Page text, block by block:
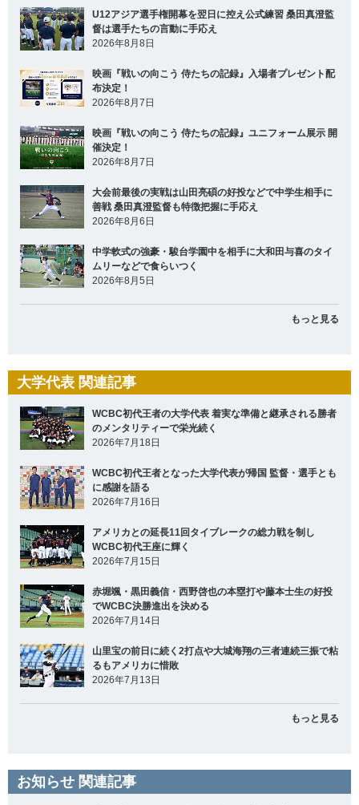
U12アジア選手権開幕を翌日に控え公式練習 桑田真澄監
督は選手たちの言動に手応え
2026年8月8日
映画『戦いの向こう 侍たちの記録』入場者プレゼント配
布決定！
2026年8月7日
映画『戦いの向こう 侍たちの記録』ユニフォーム展示 開
催決定！
2026年8月7日
大会前最後の実戦は山田亮碩の好投などで中学生相手に
善戦 桑田真澄監督も特徴把握に手応え
2026年8月6日
中学軟式の強豪・駿台学園中を相手に大和田与喜のタイ
ムリーなどで食らいつく
2026年8月5日
もっと見る
大学代表 関連記事
WCBC初代王者の大学代表 着実な準備と継承される勝者
のメンタリティーで栄光続く
2026年7月18日
WCBC初代王者となった大学代表が帰国 監督・選手とも
に感謝を語る
2026年7月16日
アメリカとの延長11回タイブレークの総力戦を制し
WCBC初代王座に輝く
2026年7月15日
赤堀颯・黒田義信・西野啓也の本塁打や藤本士生の好投
でWCBC決勝進出を決める
2026年7月14日
山里宝の前日に続く2打点や大城海翔の三者連続三振で粘
るもアメリカに惜敗
2026年7月13日
もっと見る
お知らせ 関連記事